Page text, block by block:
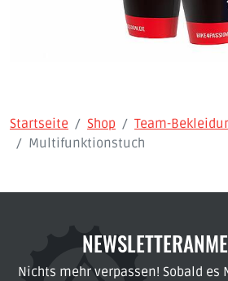
Startseite Shop
Team-
Multifunktionstuch
Nichts mehr verpassen! Sobald es